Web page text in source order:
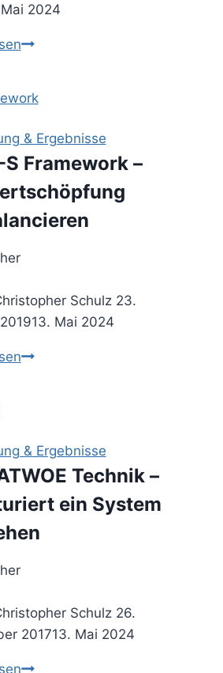
2024
Die
Done
das
Fertig
einer
Sache
& Ergebnisse
S Framework –
Schulz 23.
13. Mai 2024
Das
die
Wertschöpfung
ausbalancieren
& Ergebnisse
Technik –
ein System
Schulz 26.
201713. Mai 2024
Die